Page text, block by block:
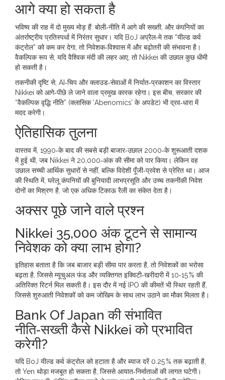
आगे क्या हो सकता है
भविष्य की राह में दो मुख्य मोड़ हैं: बोली‑नीति में आगे की सख्ती, और कंपनियों का
अंतर्राष्ट्रीय प्रतिस्पर्धा में निरंतर सुधार। यदि BoJ अप्रैल‑मे तक “यील्ड कर्व
कंट्रोल” को कम कर देगा, तो निवेशक‑विश्वास में और बढ़ोतरी की संभावना है।
वैकल्पिक रूप से, यदि वैश्विक मंदी की लहर आए, तो Nikkei की उछाल कुछ धीमी
हो सकती है।
तकनीकी दृष्टि से, AI‑चिप और क्लाउड‑सेवाओं में निर्यात‑प्रकाशन का विस्तार
Nikkei को आगे‑पीछे ले जाने वाला प्रमुख कारक रहेगा। इस बीच, सरकार की
“वैकल्पिक वृद्धि नीति” (क्लासिक ‘Abenomics’ के अपडेट) भी द्रव‑धारा में
मदद करेगी।
ऐतिहासिक तुलना
वास्तव में, 1990‑के बाद की सबसे बड़ी बाजार‑उछाल 2000‑के शुरूआती दशक
में हुई थी, जब Nikkei ने 20,000‑अंक की सीमा को पार किया। लेकिन वह
उछाल सच्ची आर्थिक सुधारों से नहीं, बल्कि विदेशी पूँजी‑प्रवेश से प्रेरित था। आज
की स्थिति में, घरेलू कंपनियों की बुनियादी लाभप्रसूति और उच्च तकनीकी निवेश
दोनों का मिश्रण है, जो एक अधिक टिकाऊ रैली का संकेत देता है।
अक्सर पूछे जाने वाले प्रश्न
Nikkei 35,000 अंक टूटने से सामान्य
निवेशक को क्या लाभ होगा?
इतिहास बताता है कि जब बाजार बड़ी सीमा पार करता है, तो निवेशकों का भरोसा
बढ़ता है, जिससे म्यूचुअल फंड और व्यक्तिगत इक्विटी‑खरीदारी में 10‑15 % की
अतिरिक्त रिटर्न मिल सकती है। इस दौर में नई IPO की कीमतें भी स्थिर रहती हैं,
जिससे शुरुआती निवेशकों को कम जोखिम के साथ लाभ उठाने का मौका मिलता है।
Bank Of Japan की संभावित
नीति‑सख्ती कैसे Nikkei को प्रभावित
करेगी?
यदि BoJ यील्ड कर्व कंट्रोल को हटाता है और ब्याज दरें 0.25 % तक बढ़ाती है,
तो Yen थोड़ा मजबूत हो सकता है, जिससे आयात‑निर्माताओं की लागत घटेगी।